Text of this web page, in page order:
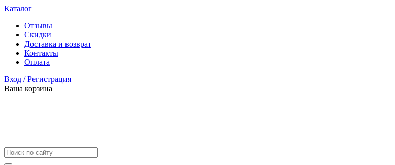
Каталог
Отзывы
Скидки
Доставка и возврат
Контакты
Оплата
Вход / Регистрация
Ваша корзина